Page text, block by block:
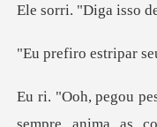
"Diga iss
o estripar